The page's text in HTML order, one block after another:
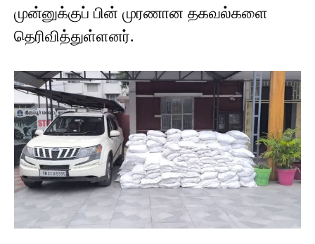
முன்னுக்குப் பின் முரணான தகவல்களை
தெரிவித்துள்ளனர்.